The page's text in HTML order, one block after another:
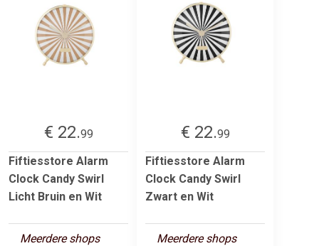
€ 22.99
Fiftiesstore Alarm
Clock Candy Swirl
Licht Bruin en Wit
Meerdere shops
€ 22.99
Fiftiesstore Alarm
Clock Candy Swirl
Zwart en Wit
Meerdere shops